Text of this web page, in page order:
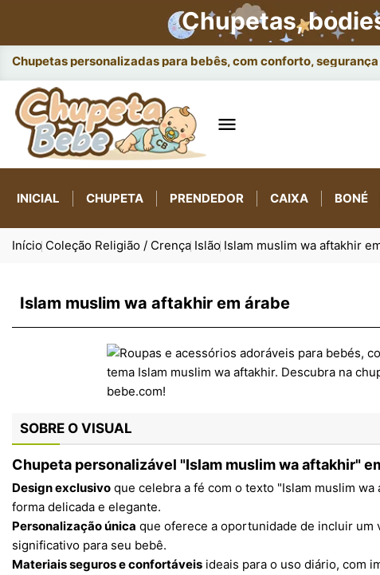
Chupetas,
Chupetas personalizadas para bebês, com conforto, segurança

INICIAL CHUPETA PRENDEDOR CAIXA BONÉ
Início Coleção Religião / Crença Islão Islam muslim wa aftakhir
Islam muslim wa aftakhir em árabe
SOBRE O VISUAL
Chupeta personalizável "Islam muslim wa aftakhir"
Design exclusivo que celebra a fé com o texto "Islam muslim wa
forma delicada e elegante.
Personalização única que oferece a oportunidade de incluir um
significativo para seu bebê.
Materiais seguros e confortáveis ideais para o uso diário, com